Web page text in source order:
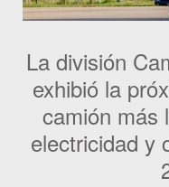
La división
exhibió la
camión más
electricidad y